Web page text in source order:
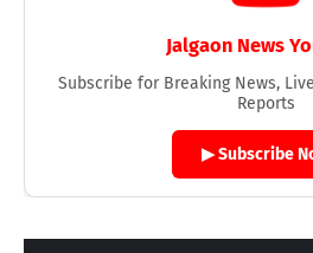
Jalgaon News
Subscribe for Breaking News,
Reports
▶ Subscribe